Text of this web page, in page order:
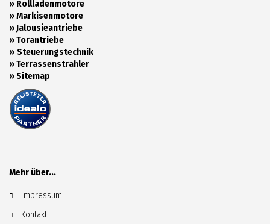
» Rollladenmotore
»Markisenmotore
»Jalousieantriebe
»Torantriebe
» Steuerungstechnik
»Terrassenstrahler
»Sitemap
Mehr über...
Impressum
Kontakt